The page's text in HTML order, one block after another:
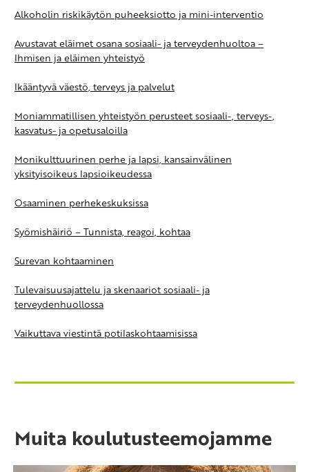
Alkoholin riskikäytön puheeksiotto ja mini-interventio
Avustavat eläimet osana sosiaali- ja terveydenhuoltoa –
Ihmisen ja eläimen yhteistyö
Ikääntyvä väestö, terveys ja palvelut
Moniammatillisen yhteistyön perusteet sosiaali-, terveys-,
kasvatus- ja opetusaloilla
Monikulttuurinen perhe ja lapsi, kansainvälinen
yksityisoikeus lapsioikeudessa
Osaaminen perhekeskuksissa
Syömishäiriö – Tunnista, reagoi, kohtaa
Surevan kohtaaminen
Tulevaisuusajattelu ja skenaariot sosiaali- ja
terveydenhuollossa
Vaikuttava viestintä potilaskohtaamisissa
Muita koulutusteemojamme